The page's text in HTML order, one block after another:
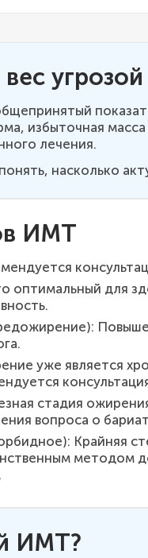
избыточная
лечения.
насколько
ИМТ
оптимальный для
уже является
стадия
вопроса о
Крайняя
методом
ИМТ?